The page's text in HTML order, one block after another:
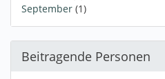
September (1)
Beitragende Personen